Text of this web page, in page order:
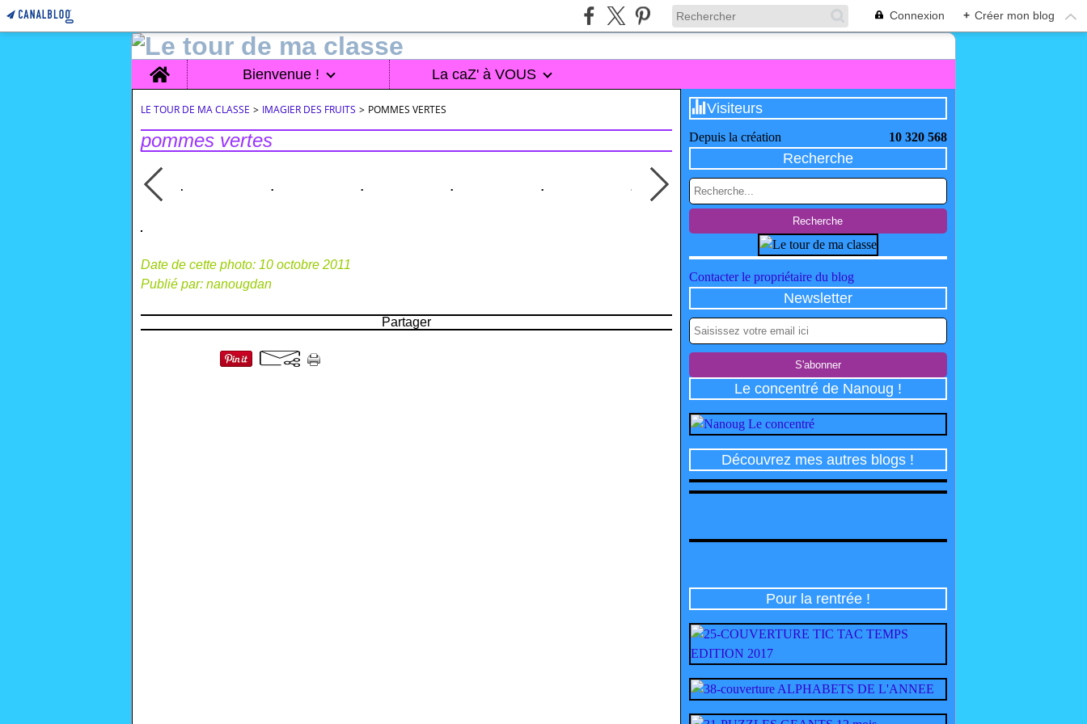
Connexion + Créer mon blog
Home Bienvenue ! La caZ' à VOUS
LE TOUR DE MA CLASSE > IMAGIER DES FRUITS > POMMES VERTES
pommes vertes
Date de cette photo: 10 octobre 2011
Publié par: nanougdan
Partager
Visiteurs
Depuis la création 10 320 568
Recherche
Contacter le propriétaire du blog
Newsletter
Le concentré de Nanoug !
Découvrez mes autres blogs !
Pour la rentrée !